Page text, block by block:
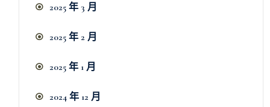
2025 年 3 月
2025 年 2 月
2025 年 1 月
2024 年 12 月